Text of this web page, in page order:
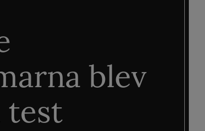
blev
test